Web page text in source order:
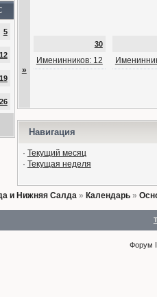
5
12
19
26
»
30
Именинников: 12
Навигация
· Текущий месяц
· Текущая неделя
и Нижняя Салда» Календарь»
Форум